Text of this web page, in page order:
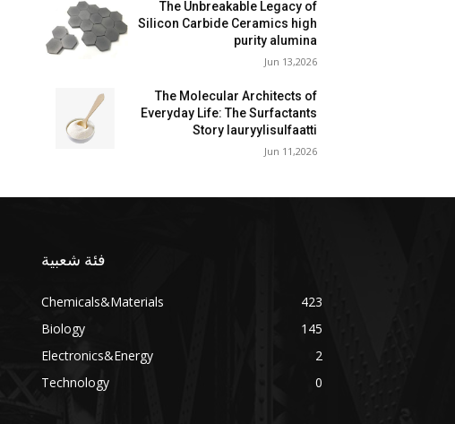
The Unbreakable Legacy of
Silicon Carbide Ceramics high
purity alumina
Jun 13,2026
The Molecular Architects of
Everyday Life: The Surfactants
Story lauryylisulfaatti
Jun 11,2026
فئة شعبية
Chemicals&Materials
423
Biology
145
Electronics&Energy
2
Technology
0